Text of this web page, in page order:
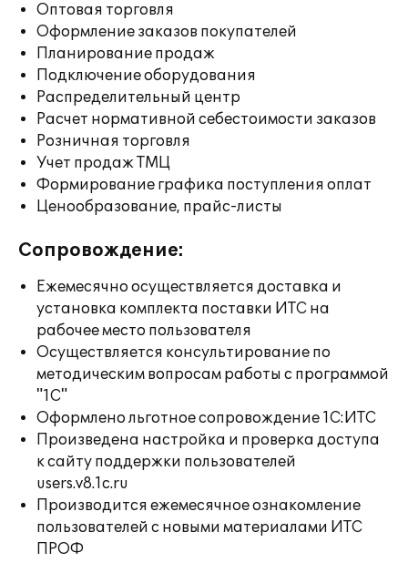
Оптовая торговля
Оформление заказов покупателей
Планирование продаж
Подключение оборудования
Распределительный центр
Расчет нормативной себестоимости заказов
Розничная торговля
Учет продаж ТМЦ
Формирование графика поступления оплат
Ценообразование, прайс-листы
Сопровождение:
Ежемесячно осуществляется доставка и
установка комплекта поставки ИТС на
рабочее место пользователя
Осуществляется консультирование по
методическим вопросам работы с программой
"1С"
Оформлено льготное сопровождение 1С:ИТС
Произведена настройка и проверка доступа
к сайту поддержки пользователей
users.v8.1c.ru
Производится ежемесячное ознакомление
пользователей с новыми материалами ИТС
ПРОФ